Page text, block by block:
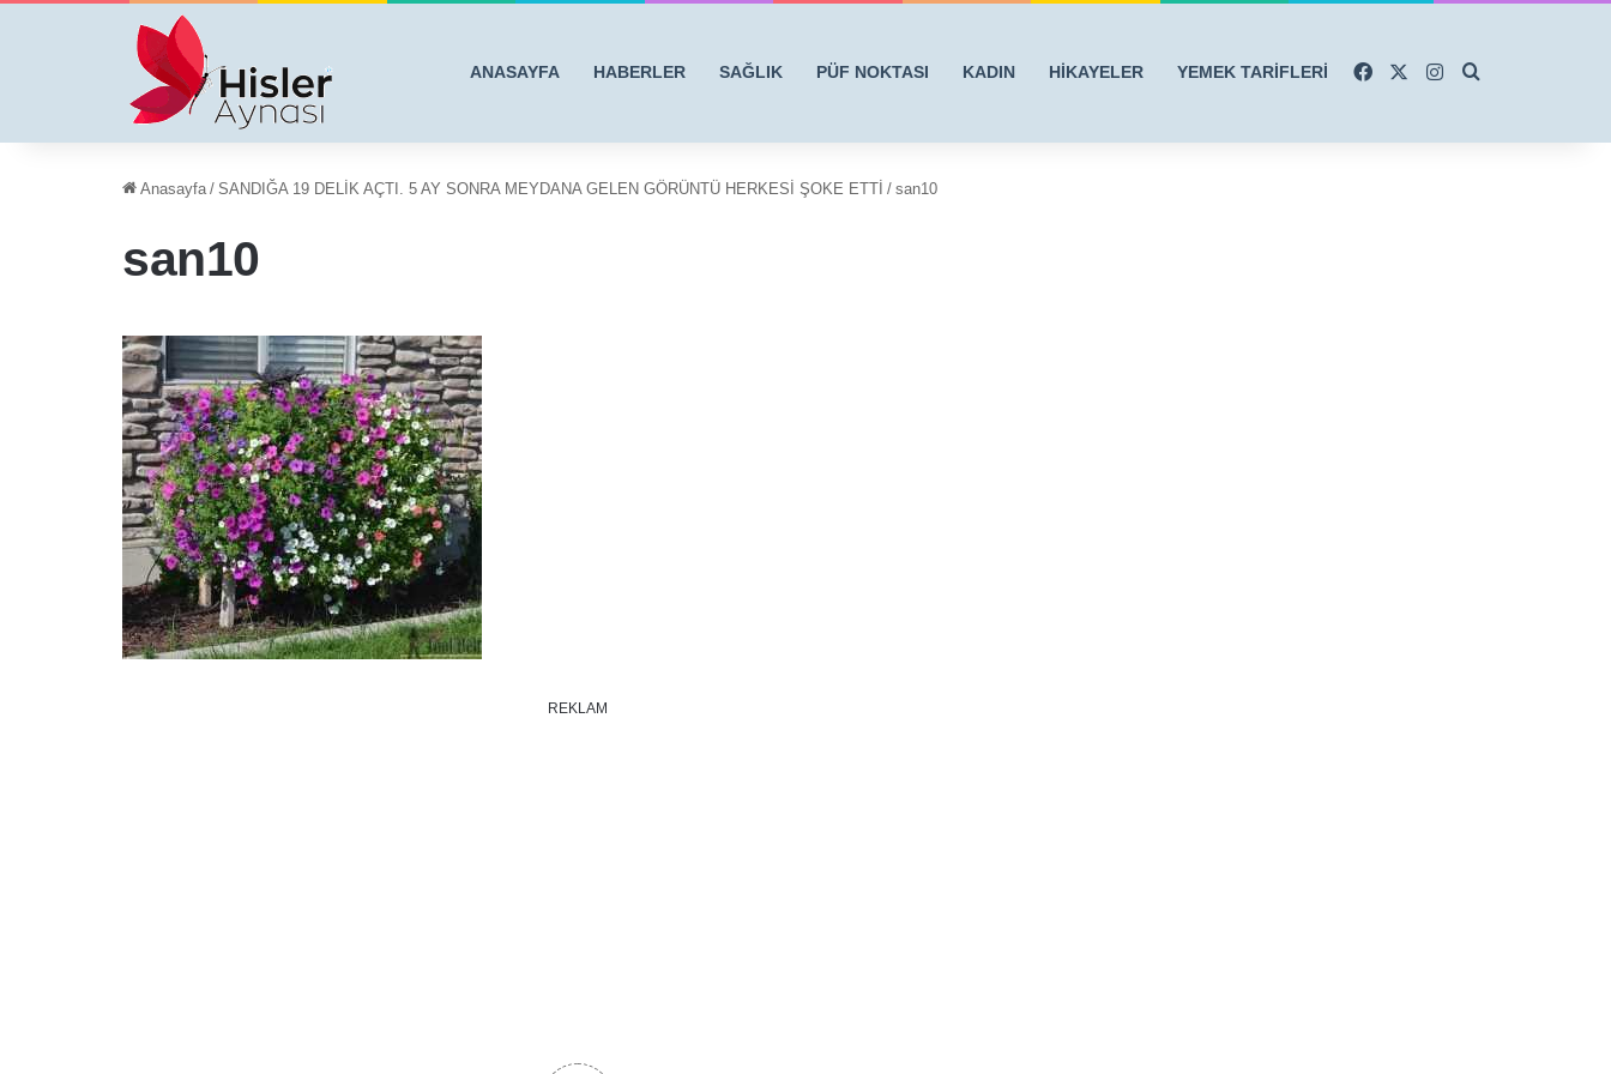
ANASAYFA HABERLER SAĞLIK PÜF NOKTASI KADIN HİKAYELER YEMEK TARİFLERİ FacebookInstagram
Anasayfa / SANDIĞA 19 DELİK AÇTI. 5 AY SONRA MEYDANA GELEN GÖRÜNTÜ HERKESİ ŞOKE ETTİ / san10
san10
REKLAM